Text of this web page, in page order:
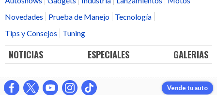
Novedades
Prueba de Manejo
Tecnología
Tips y Consejos
Tuning
NOTICIAS ESPECIALES GALERIAS
Vende tu auto